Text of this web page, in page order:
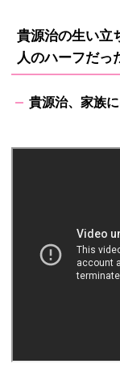
貴源治の生い立
人のハーフだっ
貴源治、家族